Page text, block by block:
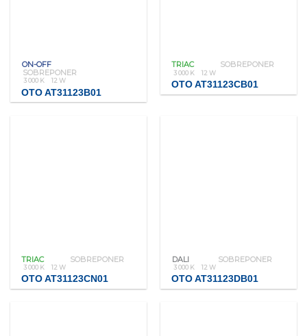
ON-OFF
SOBREPONER
3 000 K 12 W
OTO AT31123B01
TRIAC SOBREPONER
3 000 K 12 W
OTO AT31123CB01
TRIAC SOBREPONER
3 000 K 12 W
OTO AT31123CN01
DALI SOBREPONER
3 000 K 12 W
OTO AT31123DB01